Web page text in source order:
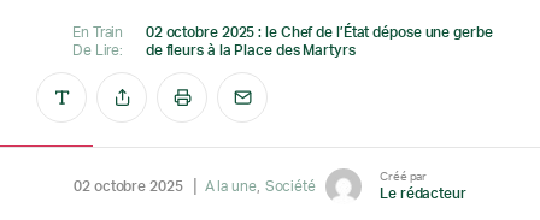
En Train
De Lire:
02 octobre 2025 : le Chef de l’État dépose une gerbe
de fleurs à la Place des Martyrs
02 octobre 2025 A la une Société
Créé par
Le rédacteur